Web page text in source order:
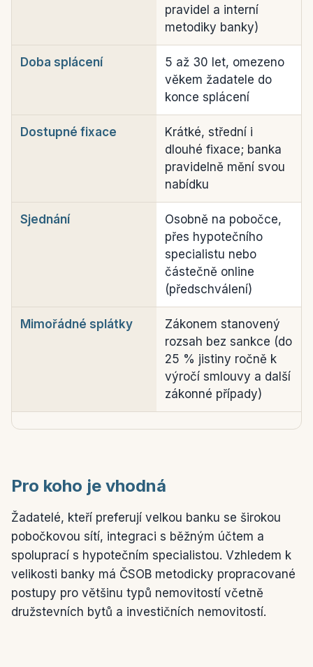
pravidel a interní
metodiky banky)
Doba splácení
5 až 30 let, omezeno
věkem žadatele do
konce splácení
Dostupné fixace
Krátké, střední i
dlouhé fixace; banka
pravidelně mění svou
nabídku
Sjednání
Osobně na pobočce,
přes hypotečního
specialistu nebo
částečně online
(předschválení)
Mimořádné splátky
Zákonem stanovený
rozsah bez sankce (do
25 % jistiny ročně k
výročí smlouvy a další
zákonné případy)
Pro koho je vhodná
Žadatelé, kteří preferují velkou banku se širokou
pobočkovou sítí, integraci s běžným účtem a
spoluprací s hypotečním specialistou. Vzhledem k
velikosti banky má ČSOB metodicky propracované
postupy pro většinu typů nemovitostí včetně
družstevních bytů a investičních nemovitostí.